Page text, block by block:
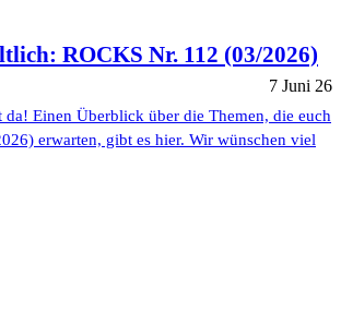
ROCKS Nr. 112 (03/2026)
7 Juni 26
da! Einen Überblick über die Themen, die euch
erwarten, gibt es hier. Wir wünschen viel